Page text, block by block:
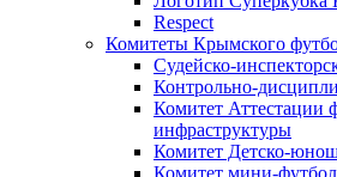
Respect
Комитеты Крымского
Судейско-
Контрольно-
Комитет Аттестации
инфраструктуры
Комитет Детско-
Комитет мини-